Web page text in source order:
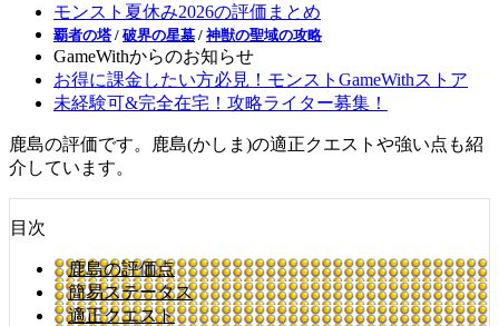
モンスト夏休み2026の評価まとめ
覇者の塔 / 破界の星墓 / 神獣の聖域の攻略
GameWithからのお知らせ
お得に課金したい方必見！モンストGameWithストア
未経験可&完全在宅！攻略ライター募集！
鹿島の評価です。鹿島(かしま)の適正クエストや強い点も紹
介しています。
目次
鹿島の評価点
簡易ステータス
適正クエスト